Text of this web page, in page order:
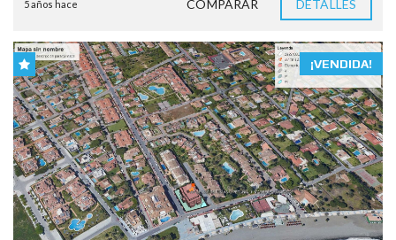
5 años hace COMPARAR DETALLES
¡VENDIDA!